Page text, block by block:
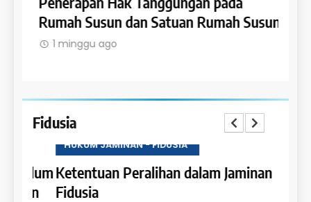
Rumah Susun dan Satuan Rumah Susun
1 minggu ago
Fidusia
HUKUM JAMINAN - FIDUSIA
Ketentuan Peralihan dalam Jaminan
Fidusia